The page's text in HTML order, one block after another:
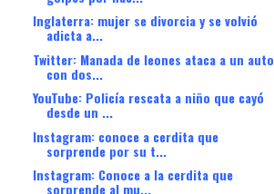
Inglaterra: mujer se divorcia y se volvió
adicta a...
Twitter: Manada de leones ataca a un auto
con dos...
YouTube: Policía rescata a niño que cayó
desde un ...
Instagram: conoce a cerdita que
sorprende por su t...
Instagram: Conoce a la cerdita que
sorprende al mu...